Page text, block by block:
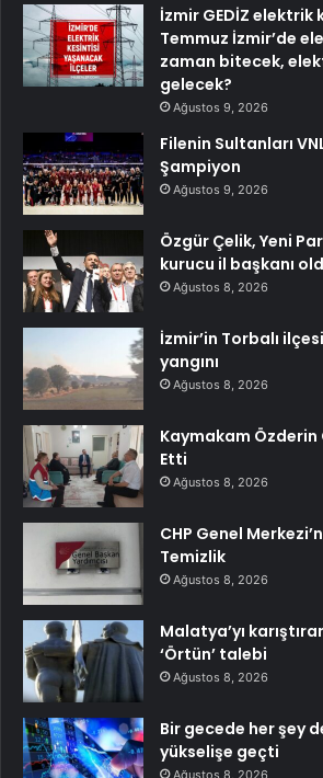
İzmir GEDİZ
Temmuz İzmir’de
zaman bitecek,
gelecek?
Ağustos 9, 2026
Filenin Sultanları
Şampiyon
Ağustos 9, 2026
Özgür Çelik, Yeni
kurucu il başkanı
Ağustos 8, 2026
İzmir’in Torbalı
yangını
Ağustos 8, 2026
Kaymakam
Etti
Ağustos 8, 2026
CHP Genel
Temizlik
Ağustos 8, 2026
Malatya’yı
‘Örtün’ talebi
Ağustos 8, 2026
Bir gecede her şey
yükselişe geçti
Ağustos 8, 2026